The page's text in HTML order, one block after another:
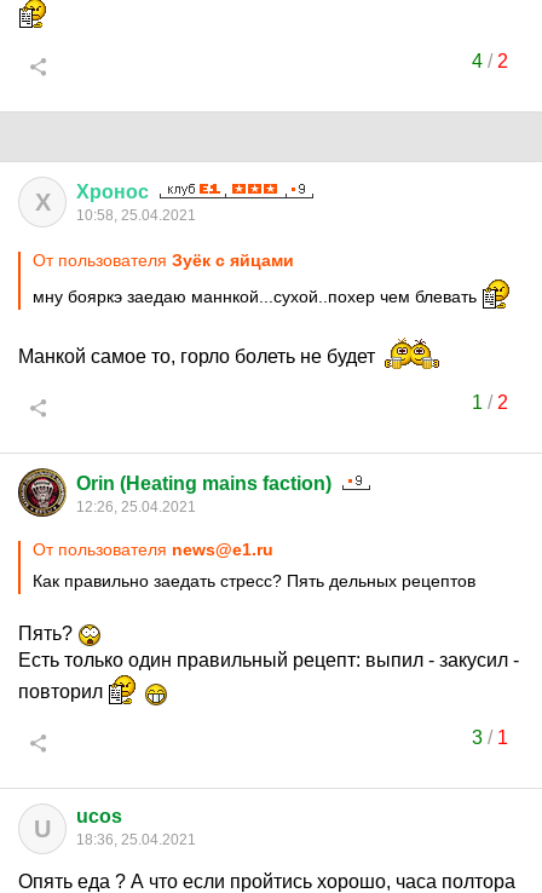
4/ 2
Х Хронос
10:58, 25.04.2021
От пользователя Зуёк с яйцами
мну бояркэ заедаю маннкой...сухой..похер чем блевать
Манкой самое то, горло болеть не будет
1 / 2
Orin (Heating mains faction)
12:26, 25.04.2021
От пользователя news@e1.ru
Как правильно заедать стресс? Пять дельных рецептов
Пять?
Есть только один правильный рецепт: выпил - закусил -
повторил
3/ 1
U ucos
18:36, 25.04.2021
Опять еда ? А что если пройтись хорошо, часа полтора